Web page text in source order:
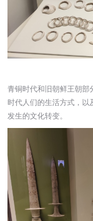
青铜时代和旧朝鲜王朝部
时代人们的生活方式，以
发生的文化转变。